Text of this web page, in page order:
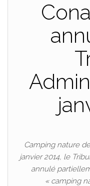
Camping nature
janvier 2014, le
annulé
« camping